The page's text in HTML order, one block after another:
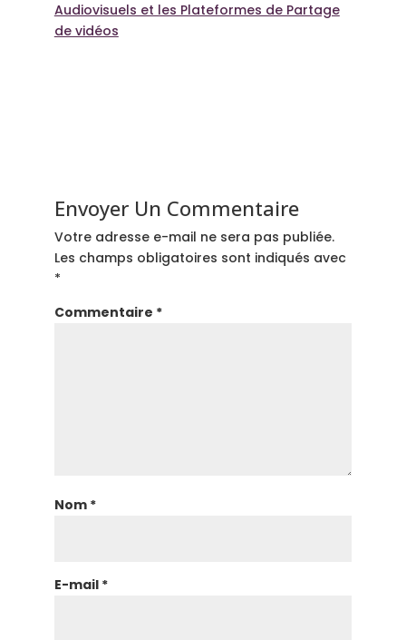
Audiovisuels et les Plateformes de Partage
de vidéos
Envoyer Un Commentaire
Votre adresse e-mail ne sera pas publiée.
Les champs obligatoires sont indiqués avec
*
Commentaire *
Nom *
E-mail *